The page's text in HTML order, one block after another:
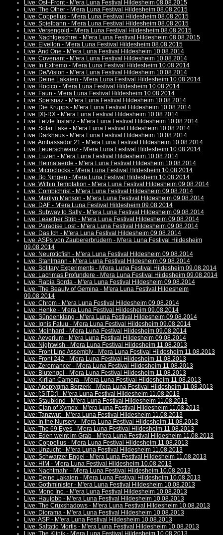
Live: Ost+Front - M'era Luna Festival Hildesheim 08.08.2015
Live: The Other - M'era Luna Festival Hildesheim 08.08.2015
Live: Coppelius - M'era Luna Festival Hildesheim 08.08.2015
Live: Spielbann - M'era Luna Festival Hildesheim 08.08.2015
Live: Versengold - M'era Luna Festival Hildesheim 08.08.2015
Live: Nachtgeschrei - M'era Luna Festival Hildesheim 08.08.2015
Live: Elvellon - M'era Luna Festival Hildesheim 08.08.2015
Live: And One - M'era Luna Festival Hildesheim 10.08.2014
Live: Covenant - M'era Luna Festival Hildesheim 10.08.2014
Live: In Extremo - M'era Luna Festival Hildesheim 10.08.2014
Live: De/Vision - M'era Luna Festival Hildesheim 10.08.2014
Live: Deine Lakaien - M'era Luna Festival Hildesheim 10.08.2014
Live: Hocico - M'era Luna Festival Hildesheim 10.08.2014
Live: Faun - M'era Luna Festival Hildesheim 10.08.2014
Live: Spetsnaz - M'era Luna Festival Hildesheim 10.08.2014
Live: Die Krupps - M'era Luna Festival Hildesheim 10.08.2014
Live: [X]-RX - M'era Luna Festival Hildesheim 10.08.2014
Live: Letzte Instanz - M'era Luna Festival Hildesheim 10.08.2014
Live: Solar Fake - M'era Luna Festival Hildesheim 10.08.2014
Live: Darkhaus - M'era Luna Festival Hildesheim 10.08.2014
Live: Ambassador 21 - M'era Luna Festival Hildesheim 10.08.2014
Live: Feuerschwanz - M'era Luna Festival Hildesheim 10.08.2014
Live: Euzen - M'era Luna Festival Hildesheim 10.08.2014
Live: Heimataerde - M'era Luna Festival Hildesheim 10.08.2014
Live: Microclocks - M'era Luna Festival Hildesheim 10.08.2014
Live: Bo Ningen - M'era Luna Festival Hildesheim 10.08.2014
Live: Within Temptation - M'era Luna Festival Hildesheim 09.08.2014
Live: Combichrist - M'era Luna Festival Hildesheim 09.08.2014
Live: Marilyn Manson - M'era Luna Festival Hildesheim 09.08.2014
Live: DAF - M'era Luna Festival Hildesheim 09.08.2014
Live: Subway to Sally - M'era Luna Festival Hildesheim 09.08.2014
Live: Leaether Strip - M'era Luna Festival Hildesheim 09.08.2014
Live: Paradise Lost - M'era Luna Festival Hildesheim 09.08.2014
Live: Das Ich - M'era Luna Festival Hildesheim 09.08.2014
Live: ASPs von Zaubererbrüdern - M'era Luna Festival Hildesheim
09.08.2014
Live: Neuroticfish - M'era Luna Festival Hildesheim 09.08.2014
Live: Stahlmann - M'era Luna Festival Hildesheim 09.08.2014
Live: Solitary Experiments - M'era Luna Festival Hildesheim 09.08.2014
Live: Lacrimas Profundere - M'era Luna Festival Hildesheim 09.08.2014
Live: Rabia Sorda - M'era Luna Festival Hildesheim 09.08.2014
Live: The Beauty of Gemina - M'era Luna Festival Hildesheim
09.08.2014
Live: Chrom - M'era Luna Festival Hildesheim 09.08.2014
Live: Henke - M'era Luna Festival Hildesheim 09.08.2014
Live: Sündenklang - M'era Luna Festival Hildesheim 09.08.2014
Live: Ignis Fatuu - M'era Luna Festival Hildesheim 09.08.2014
Live: Meinhard - M'era Luna Festival Hildesheim 09.08.2014
Live: Aeverium - M'era Luna Festival Hildesheim 09.08.2014
Live: Nightwish - M'era Luna Festival Hildesheim 11.08.2013
Live: Front Line Assembly - M'era Luna Festival Hildesheim 11.08.2013
Live: Front 242 - M'era Luna Festival Hildesheim 11.08.2013
Live: Zeromancer - M'era Luna Festival Hildesheim 11.08.2013
Live: Blutengel - M'era Luna Festival Hildesheim 11.08.2013
Live: Kirlian Camera - M'era Luna Festival Hildesheim 11.08.2013
Live: Apoptygma Berzerk - M'era Luna Festival Hildesheim 11.08.2013
Live: [:SITD:] - M'era Luna Festival Hildesheim 11.08.2013
Live: Staubkind - M'era Luna Festival Hildesheim 11.08.2013
Live: Clan of Xymox - M'era Luna Festival Hildesheim 11.08.2013
Live: Tanzwut - M'era Luna Festival Hildesheim 11.08.2013
Live: In the Nursery - M'era Luna Festival Hildesheim 11.08.2013
Live: The 69 Eyes - M'era Luna Festival Hildesheim 11.08.2013
Live: Eden weint im Grab - M'era Luna Festival Hildesheim 11.08.2013
Live: Coppelius - M'era Luna Festival Hildesheim 11.08.2013
Live: Unzucht - M'era Luna Festival Hildesheim 11.08.2013
Live: Schwarzer Engel - M'era Luna Festival Hildesheim 11.08.2013
Live: HIM - M'era Luna Festival Hildesheim 10.08.2013
Live: Nachtmahr - M'era Luna Festival Hildesheim 10.08.2013
Live: Deine Lakaien - M'era Luna Festival Hildesheim 10.08.2013
Live: Gothminister - M'era Luna Festival Hildesheim 10.08.2013
Live: Mono Inc. - M'era Luna Festival Hildesheim 10.08.2013
Live: Haujobb - M'era Luna Festival Hildesheim 10.08.2013
Live: The Crüxshadows - M'era Luna Festival Hildesheim 10.08.2013
Live: Diorama - M'era Luna Festival Hildesheim 10.08.2013
Live: ASP - M'era Luna Festival Hildesheim 10.08.2013
Live: Saltatio Mortis - M'era Luna Festival Hildesheim 10.08.2013